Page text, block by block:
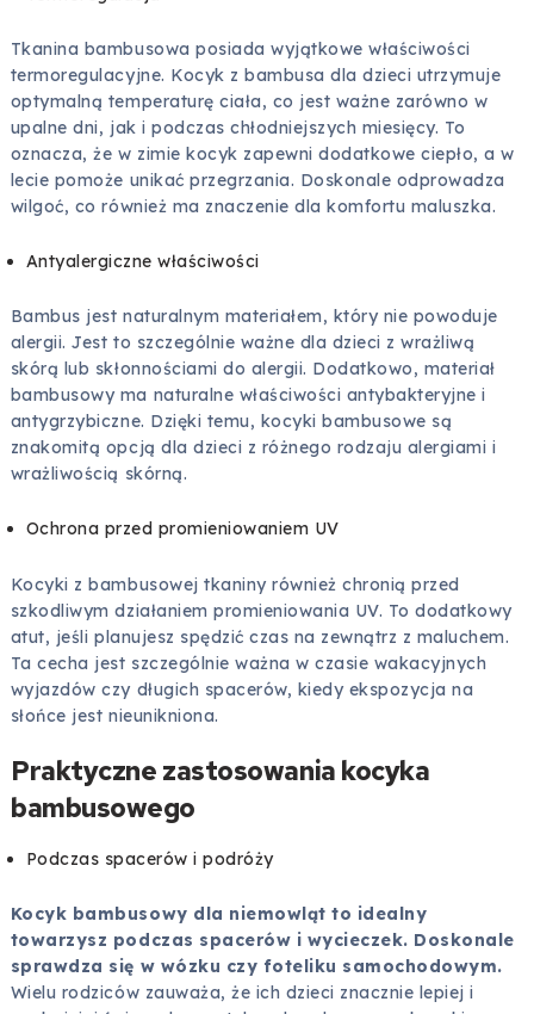
Tkanina bambusowa posiada wyjątkowe właściwości
termoregulacyjne. Kocyk z bambusa dla dzieci utrzymuje
optymalną temperaturę ciała, co jest ważne zarówno w
upalne dni, jak i podczas chłodniejszych miesięcy. To
oznacza, że w zimie kocyk zapewni dodatkowe ciepło, a w
lecie pomoże unikać przegrzania. Doskonale odprowadza
wilgoć, co również ma znaczenie dla komfortu maluszka.
Antyalergiczne właściwości
Bambus jest naturalnym materiałem, który nie powoduje
alergii. Jest to szczególnie ważne dla dzieci z wrażliwą
skórą lub skłonnościami do alergii. Dodatkowo, materiał
bambusowy ma naturalne właściwości antybakteryjne i
antygrzybiczne. Dzięki temu, kocyki bambusowe są
znakomitą opcją dla dzieci z różnego rodzaju alergiami i
wrażliwością skórną.
Ochrona przed promieniowaniem UV
Kocyki z bambusowej tkaniny również chronią przed
szkodliwym działaniem promieniowania UV. To dodatkowy
atut, jeśli planujesz spędzić czas na zewnątrz z maluchem.
Ta cecha jest szczególnie ważna w czasie wakacyjnych
wyjazdów czy długich spacerów, kiedy ekspozycja na
słońce jest nieunikniona.
Praktyczne zastosowania kocyka
bambusowego
Podczas spacerów i podróży
Kocyk bambusowy dla niemowląt to idealny
towarzysz podczas spacerów i wycieczek. Doskonale
sprawdza się w wózku czy foteliku samochodowym.
Wielu rodziców zauważa, że ich dzieci znacznie lepiej i